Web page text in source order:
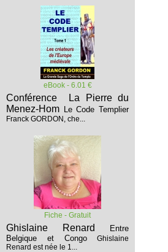
eBook - 6.01 €
Conférence La Pierre du
Menez-Hom Le Code Templier
Franck GORDON, che...
Fiche - Gratuit
Ghislaine Renard
Entre
Belgique et Congo
Ghislaine
Renard est née le 1...